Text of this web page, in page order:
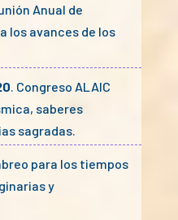
Anual de
los avances de los
. Congreso ALAIC
saberes
sagradas.
para los tiempos
y